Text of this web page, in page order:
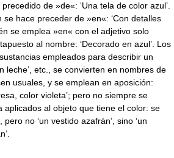
de »de«: ‘Una tela de color azul’.
se hace preceder de »en«: ‘Con detalles
se emplea »en« con el adjetivo solo
al nombre: ‘Decorado en azul’. Los
empleados para describir un
leche’, etc., se convierten en nombres de
usuales, y se emplean en aposición:
color violeta’; pero no siempre se
aplicados al objeto que tiene el color: se
pero no ‘un vestido azafrán’, sino ‘un